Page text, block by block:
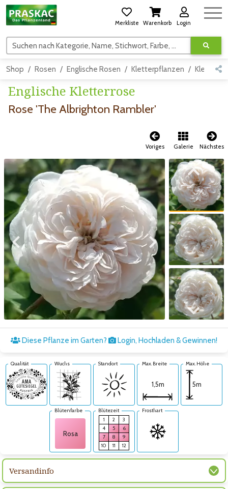
Merkliste Warenkorb Login
Suchen nach Kategorie, Name, Stichwort, Farbe, usw.
Shop Rosen Englische Rosen Kletterpflanzen
Englische Kletterrose
Rose 'The Albrighton Rambler'
Voriges Galerie Nächstes
Zum vorigen Bild Zum nächsten Bild
Zum vorigen Bild
Zum nächsten Bild
Diese Pflanze im Garten? Login, Hochladen & Gewinnen!
Qualität Wuchs Standort Max. Breite
1,5m
Max. Höhe
5m
Blütenfarbe
Rosa
Blütezeit
1
2
3
4
5
6
7
8
9
10
11 12
Frosthart
Versandinfo